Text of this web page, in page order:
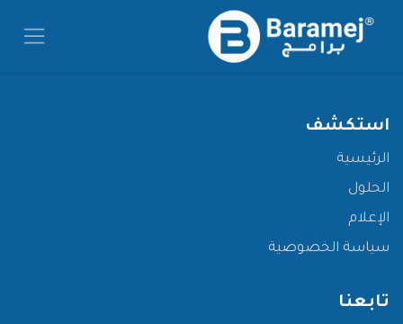
تخطي للذهاب إلى المحتوى
استكشف
الرئيسية
الحلول
الإعلام
سياسة الخصوصية
تابعنا